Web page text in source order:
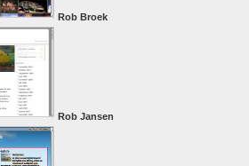
Rob Broek
Rob Jansen